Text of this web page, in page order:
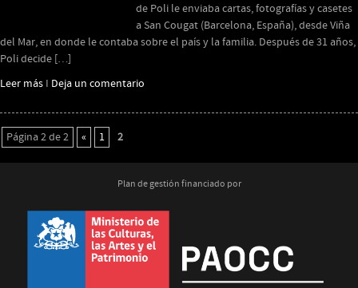
de Poli le enviaba cartas, fotografías y casetes
a San Cougat (Barcelona, España), desde Viña
del Mar, en donde le contaba sobre el país y la familia. Después de 31 años,
Poli decide […]
Leer más I Deja un comentario
Página 2 de 2 « 1 2
Plan de gestión financiado por